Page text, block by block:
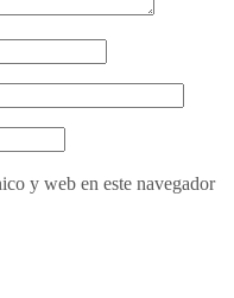
y web en este navegador